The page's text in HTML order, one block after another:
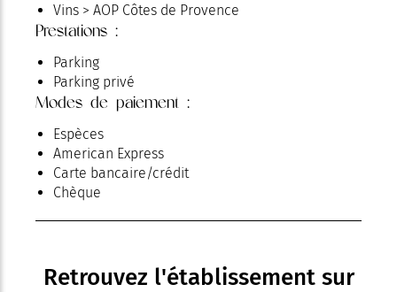
Vins > AOP Côtes de Provence
Prestations :
Parking
Parking privé
Modes de paiement :
Espèces
American Express
Carte bancaire/crédit
Chèque
Retrouvez l'établissement sur